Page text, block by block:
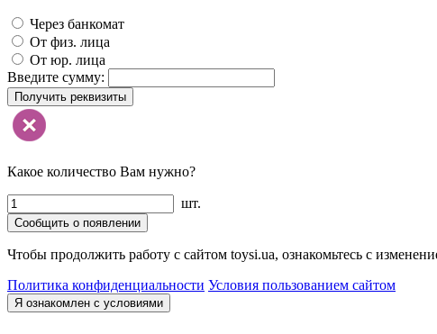
Через банкомат
От физ. лица
От юр. лица
Введите сумму:
Получить реквизиты
Какое количество Вам нужно?
шт.
Сообщить о появлении
Чтобы продолжить работу с сайтом toysi.ua, ознакомьтесь с
Политика конфиденциальности Условия пользованием сайтом
Я ознакомлен с условиями